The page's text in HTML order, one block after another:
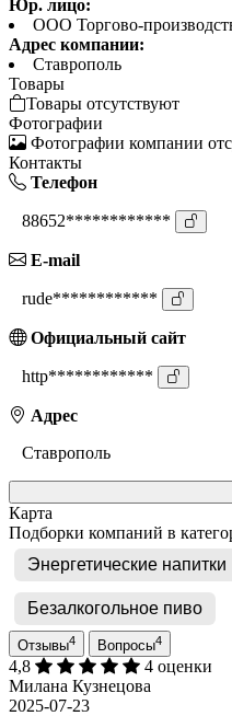
Юр. лицо:
ООО Торгово-
Адрес компании:
Ставрополь
Товары
Товары отсутствуют
Фотографии
Фотографии компании
Контакты
Телефон
88652************
E-mail
rude************
Официальный сайт
http************
Адрес
Ставрополь
Карта
Подборки компаний в
Энергетические напитки
Безалкогольное пиво
Отзывы4 Вопросы4
4,8
4 оценки
Милана Кузнецова
2025-07-23